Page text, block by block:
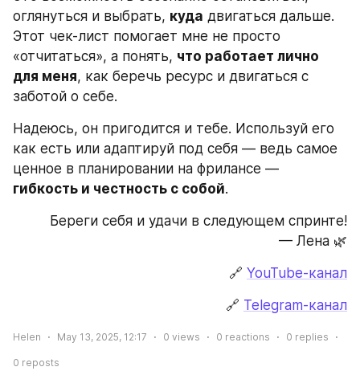
оглянуться и выбрать, куда двигаться дальше.
Этот чек-лист помогает мне не просто
«отчитаться», а понять, что работает лично
для меня, как беречь ресурс и двигаться с
заботой о себе.
Надеюсь, он пригодится и тебе. Используй его
как есть или адаптируй под себя — ведь самое
гибкость и честность с собой.
Береги себя и удачи в следующем спринте!
— Лена 🌿
🔗 YouTube-канал
🔗 Telegram-канал
Helen May 13, 2025, 12:17 0 views 0 reactions 0 replies
0 reposts